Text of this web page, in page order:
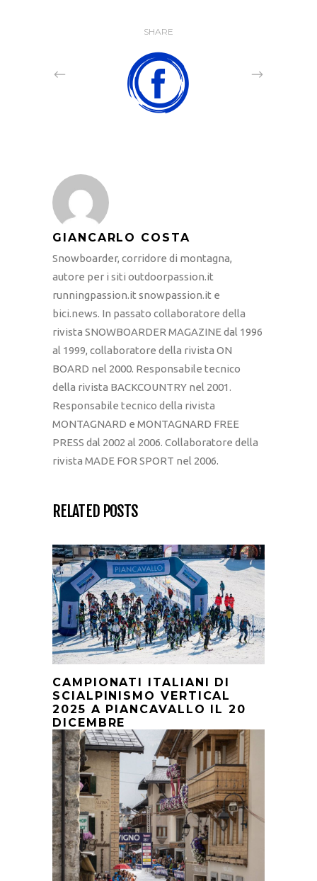
SHARE
GIANCARLO COSTA
Snowboarder, corridore di montagna,
autore per i siti outdoorpassion.it
runningpassion.it snowpassion.it e
bici.news. In passato collaboratore della
rivista SNOWBOARDER MAGAZINE dal 1996
al 1999, collaboratore della rivista ON
BOARD nel 2000. Responsabile tecnico
della rivista BACKCOUNTRY nel 2001.
Responsabile tecnico della rivista
MONTAGNARD e MONTAGNARD FREE
PRESS dal 2002 al 2006. Collaboratore della
rivista MADE FOR SPORT nel 2006.
RELATED POSTS
CAMPIONATI ITALIANI DI
SCIALPINISMO VERTICAL
2025 A PIANCAVALLO IL 20
DICEMBRE